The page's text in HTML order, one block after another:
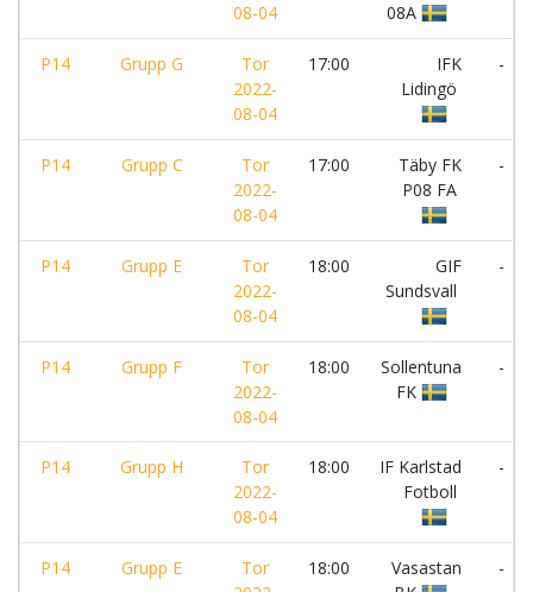
08-04
08A
P14 Grupp G
Tor
2022-
08-04
17:00
IFK
Lidingö
-
P14 Grupp C
Tor
2022-
08-04
17:00
Täby FK
P08 FA
-
P14 Grupp E
Tor
2022-
08-04
18:00
GIF
Sundsvall
-
P14 Grupp F
Tor
2022-
08-04
18:00
Sollentuna
FK
-
P14 Grupp H
Tor
2022-
08-04
18:00
IF Karlstad
Fotboll
-
P14 Grupp E
Tor
18:00
Vasastan
-